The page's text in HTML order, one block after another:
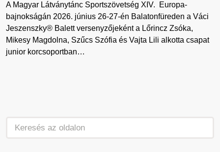
A Magyar Látványtánc Sportszövetség XIV. Europa-
bajnokságán 2026. június 26-27-én Balatonfüreden a Váci
Jeszenszky® Balett versenyzőjeként a Lőrincz Zsóka,
Mikesy Magdolna, Szűcs Szófia és Vajta Lili alkotta csapat
junior korcsoportban…